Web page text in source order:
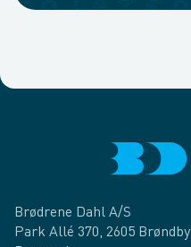
Brødrene Dahl A/S
Park Allé 370, 2605 Brøndby